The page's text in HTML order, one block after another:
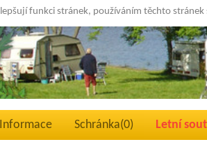
funkci stránek, používáním těchto
Informace Schránka(0) Letní